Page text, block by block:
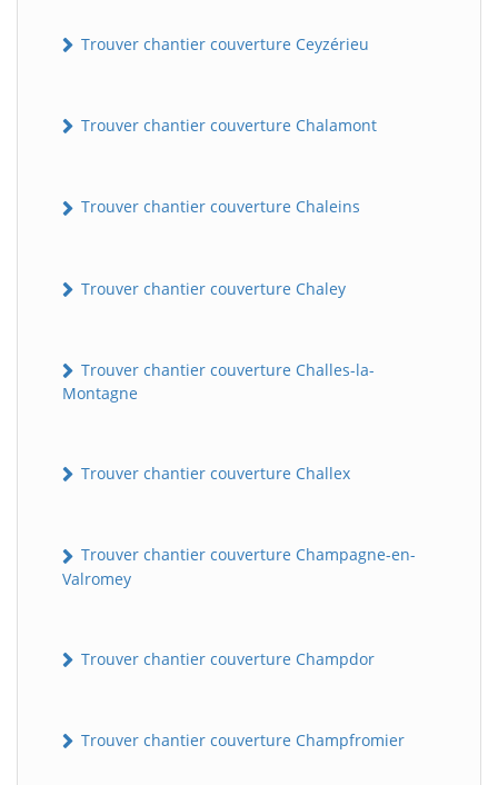
Trouver chantier couverture Ceyzérieu
Trouver chantier couverture Chalamont
Trouver chantier couverture Chaleins
Trouver chantier couverture Chaley
Trouver chantier couverture Challes-la-
Montagne
Trouver chantier couverture Challex
Trouver chantier couverture Champagne-en-
Valromey
Trouver chantier couverture Champdor
Trouver chantier couverture Champfromier